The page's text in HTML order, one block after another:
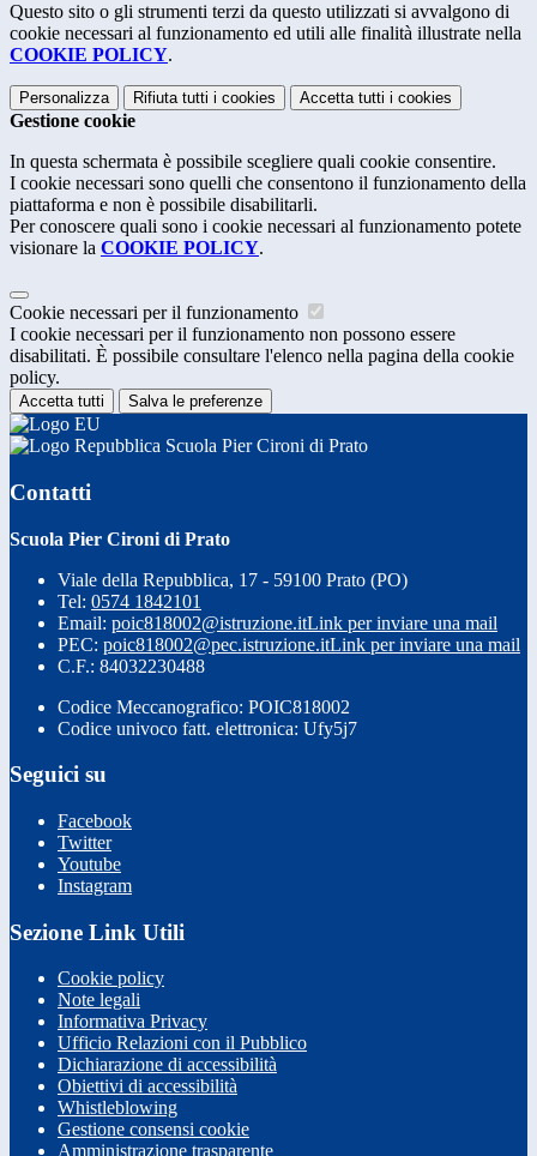
Questo sito o gli strumenti terzi da questo utilizzati si avvalgono di
cookie necessari al funzionamento ed utili alle finalità illustrate nella
COOKIE POLICY.
Personalizza Rifiuta tutti i cookies Accetta tutti i cookies
Gestione cookie
In questa schermata è possibile scegliere quali cookie consentire.
I cookie necessari sono quelli che consentono il funzionamento della
piattaforma e non è possibile disabilitarli.
Per conoscere quali sono i cookie necessari al funzionamento potete
visionare la COOKIE POLICY.
Cookie necessari per il funzionamento
I cookie necessari per il funzionamento non possono essere
disabilitati. È possibile consultare l'elenco nella pagina della cookie
policy.
Accetta tutti Salva le preferenze
Scuola Pier Cironi di Prato
Contatti
Scuola Pier Cironi di Prato
Viale della Repubblica, 17 - 59100 Prato (PO)
Tel: 0574 1842101
Email: poic818002@istruzione.itLink per inviare una mail
PEC: poic818002@pec.istruzione.itLink per inviare una mail
C.F.: 84032230488
Codice Meccanografico: POIC818002
Codice univoco fatt. elettronica: Ufy5j7
Seguici su
Facebook
Twitter
Youtube
Instagram
Sezione Link Utili
Cookie policy
Note legali
Informativa Privacy
Ufficio Relazioni con il Pubblico
Dichiarazione di accessibilità
Obiettivi di accessibilità
Whistleblowing
Gestione consensi cookie
Amministrazione trasparente